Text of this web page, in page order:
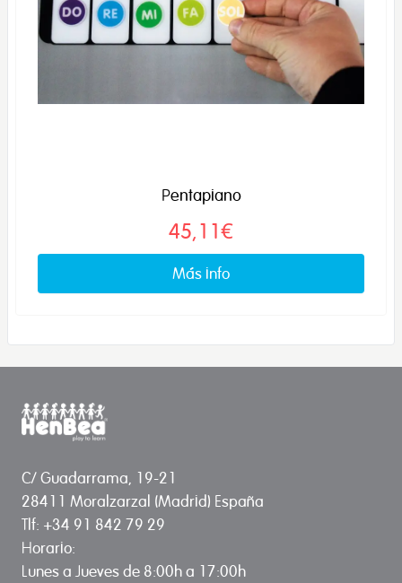
Pentapiano
45,11€
Más info
C/ Guadarrama, 19-21
28411 Moralzarzal (Madrid) España
Tlf: +34 91 842 79 29
Horario:
Lunes a Jueves de 8:00h a 17:00h